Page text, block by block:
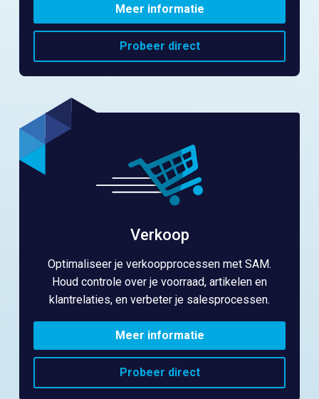
Meer informatie
Probeer direct
Verkoop
Optimaliseer je verkoopprocessen met SAM.
Houd controle over je voorraad, artikelen en
klantrelaties, en verbeter je salesprocessen.
Meer informatie
Probeer direct